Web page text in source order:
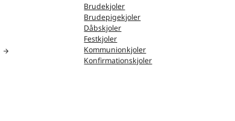
Brudekjoler
Brudepigekjoler
Dåbskjoler
Festkjoler
Kommunionkjoler
Konfirmationskjoler